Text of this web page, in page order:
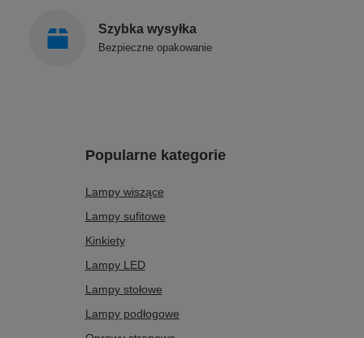
Szybka wysyłka
Bezpieczne opakowanie
Popularne kategorie
Lampy wiszące
Lampy sufitowe
Kinkiety
Lampy LED
Lampy stołowe
Lampy podłogowe